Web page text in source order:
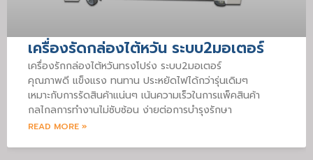
เครื่องรัดกล่องไต้หวัน ระบบ2มอเตอร์
เครื่องรักกล่องไต้หวันทรงโปร่ง ระบบ2มอเตอร์
คุณภาพดี แข็งแรง ทนทาน ประหยัดไฟได้กว่ารุ่นเดิมๆ
เหมาะกับการรัดสินค้าแน่นๆ เน้นความเร็วในการแพ็คสินค้า
กลไกลการทำงานไม่ซับซ้อน ง่ายต่อการบำรุงรักษา
READ MORE »